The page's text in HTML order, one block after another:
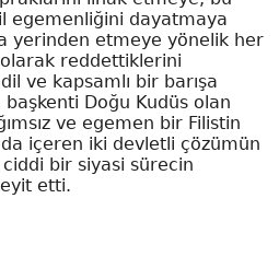
egemenliğini dayatmaya
yerinden etmeye yönelik her
reddettiklerini
ve kapsamlı bir barışa
Doğu Kudüs olan
ve egemen bir Filistin
da içeren iki devletli çözümün
bir siyasi sürecin
etti.